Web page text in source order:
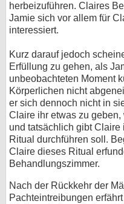
herbeizuführen. Claires
Jamie sich vor allem für
interessiert.
Kurz darauf jedoch
Erfüllung zu gehen, als
unbeobachteten Moment
Körperlichen nicht
er sich dennoch nicht in
Claire ihr etwas zu
und tatsächlich gibt Claire
Ritual durchführen soll.
Claire dieses Ritual
Behandlungszimmer.
Nach der Rückkehr der
Pachteintreibungen